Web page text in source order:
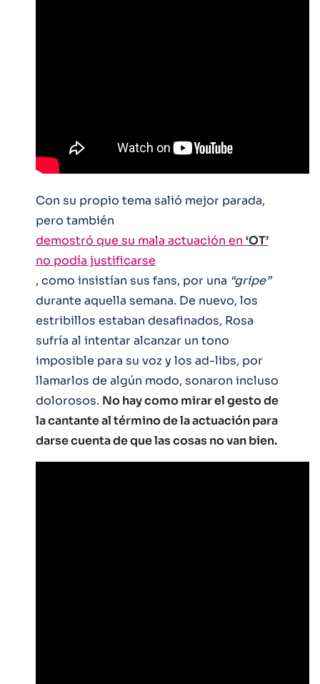
Con su propio tema salió mejor parada,
pero también
demostró que su mala actuación en ‘OT’
no podía justificarse
, como insistían sus fans, por una “gripe”
durante aquella semana. De nuevo, los
estribillos estaban desafinados, Rosa
sufría al intentar alcanzar un tono
imposible para su voz y los ad-libs, por
llamarlos de algún modo, sonaron incluso
dolorosos. No hay como mirar el gesto de
la cantante al término de la actuación para
darse cuenta de que las cosas no van bien.